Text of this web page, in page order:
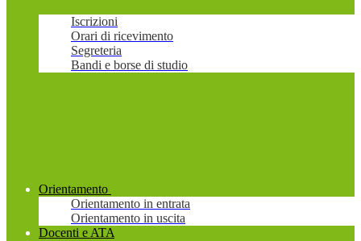
Iscrizioni
Orari di ricevimento
Segreteria
Bandi e borse di studio
Orientamento
Orientamento in entrata
Orientamento in uscita
Docenti e ATA